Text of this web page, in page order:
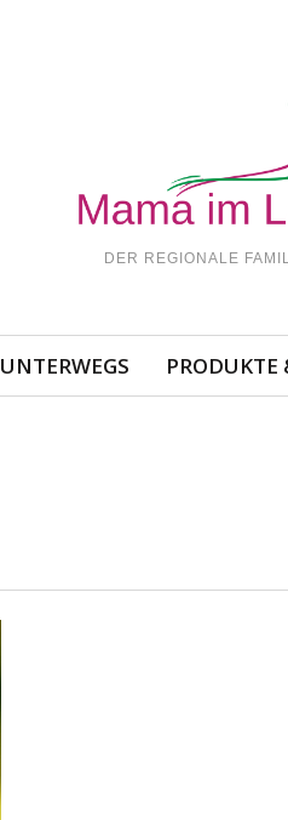
DER REGIONALE
UNTERWEGS PRODUKTE